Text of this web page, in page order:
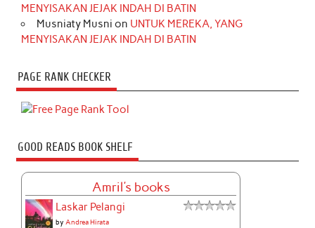
MENYISAKAN JEJAK INDAH DI BATIN
Musniaty Musni on UNTUK MEREKA, YANG
MENYISAKAN JEJAK INDAH DI BATIN
PAGE RANK CHECKER
GOOD READS BOOK SHELF
Amril's books
Laskar Pelangi
byAndrea Hirata